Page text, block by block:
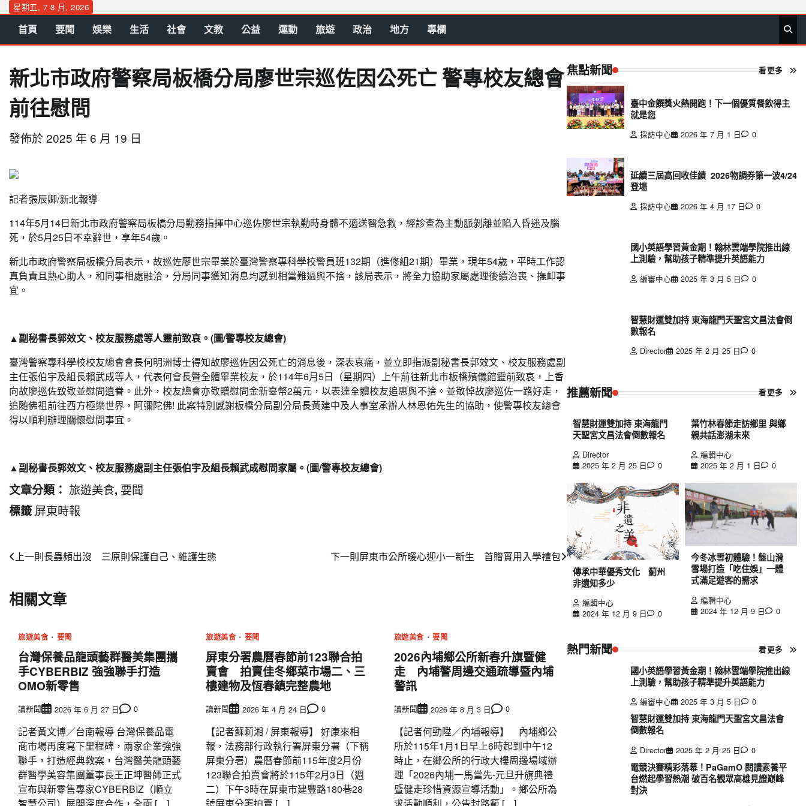
Skip
content
星期五, 7 8 月, 2026
首 要 娛 生 社 文 公 運 旅 政 地
方
專
欄
首頁 要聞 娛樂 生活 社會 文教 公益 運動 旅遊 政治 地方 專欄
新北市政府警察局板橋分局廖世宗巡佐因公死亡 警專校友總會
前往慰問
發佈於2025 年 6 月 19 日
記者張辰卿/新北報導
114年5月14日新北市政府警察局板橋分局勤務指揮中心巡佐廖世宗執勤時身體不適送醫急救，經診查為主動脈剝離並陷入昏迷及腦
死，於5月25日不幸辭世，享年54歲。
新北市政府警察局板橋分局表示，故巡佐廖世宗畢業於臺灣警察專科學校警員班132期（進修組21期）畢業，現年54歲，平時工作認
真負責且熱心助人，和同事相處融洽，分局同事獲知消息均感到相當難過與不捨，該局表示，將全力協助家屬處理後續治喪、撫卹事
宜。
▲副秘書長郭效文、校友服務處等人靈前致哀。(圖/警專校友總會)
臺灣警察專科學校校友總會會長何明洲博士得知故廖巡佐因公死亡的消息後，深表哀痛，並立即指派副秘書長郭效文、校友服務處副
主任張伯宇及組長賴武成等人，代表何會長暨全體畢業校友，於114年6月5日（星期四）上午前往新北市板橋殯儀館靈前致哀，上香
向故廖巡佐致敬並慰問遺眷。此外，校友總會亦敬贈慰問金新臺幣2萬元，以表達全體校友追思與不捨。並敬悼故廖巡佐一路好走，
追随佛祖前往西方極樂世界，阿彌陀佛! 此案特別感謝板橋分局副分局長黃建中及人事室承辦人林恩佑先生的協助，使警專校友總會
得以順利辦理關懷慰問事宜。
▲副秘書長郭效文、校友服務處副主任張伯宇及組長賴武成慰問家屬。(圖/警專校友總會)
文章分類： 旅遊美食, 要聞
標籤 屏東時報
文
導
上一則長蟲頻出沒 三原則保護自己、維護生態 下一則屏東市公所暖心迎小一新生 首贈實用入學禮包
相關文章
旅遊美食 要聞
台灣保養品龍頭藝群醫美集團攜
手CYBERBIZ 強強聯手打造
OMO新零售
讀新聞 2026 年 6 月 27 日 0
記者黃文博／台南報導 台灣保養品電
商市場再度寫下里程碑，兩家企業強強
聯手，打造經典教案，台灣醫美龍頭藝
群醫學美容集團董事長王正坤醫師正式
宣布與新零售專家CYBERBIZ（順立
旅遊美食 要聞
屏東分署農曆春節前123聯合拍
賣會 拍賣佳冬鄉菜市場二、三
樓建物及恆春鎮完整農地
讀新聞 2026 年 4 月 24 日 0
【記者蘇莉湘 / 屏東報導】 好康來相
報，法務部行政執行署屏東分署（下稱
屏東分署）農曆春節前115年度2月份
123聯合拍賣會將於115年2月3日（週
二）下午3時在屏東市建豐路180巷28
旅遊美食 要聞
2026內埔鄉公所新春升旗暨健
走 內埔警周邊交通疏導暨內埔
警訊
讀新聞 2026 年 8 月 3 日 0
【記者何勁陞／內埔報導】 內埔鄉公
所於115年1月1日早上6時起到中午12
時止，在鄉公所的行政大樓周邊場域辦
理「2026內埔一馬當先-元旦升旗典禮
暨健走珍惜資源宣導活動」。鄉公所為
焦點新聞 看更多
臺中金饌獎火熱開跑！下一個優質餐飲得主
就是您
採訪中心 2026 年 7 月 1 日 0
延續三屆高回收佳績 2026物調券第一波4/24
登場
採訪中心 2026 年 4 月 17 日 0
國小英語學習黃金期！翰林雲端學院推出線
上測驗，幫助孩子精準提升英語能力
編審中心 2025 年 3 月 5 日 0
智慧財運雙加持 東海龍門天聖宮文昌法會倒
數報名
Director 2025 年 2 月 25 日 0
推薦新聞 看更多
智慧財運雙加持 東海龍門
天聖宮文昌法會倒數報名
Director
2025 年 2 月 25 日
0
葉竹林春節走訪鄉里 與鄉
親共話澎湖未來
編輯中心
2025 年 2 月 1 日
0
傳承中華優秀文化 薊州
非遺知多少
編輯中心
2024 年 12 月 9 日
0
今冬冰雪初體驗！盤山滑
雪場打造「吃住娛」一體
式滿足遊客的需求
編輯中心
2024 年 12 月 9 日
0
熱門新聞 看更多
國小英語學習黃金期！翰林雲端學院推出線
上測驗，幫助孩子精準提升英語能力
編審中心 2025 年 3 月 5 日 0
智慧財運雙加持 東海龍門天聖宮文昌法會
倒數報名
Director 2025 年 2 月 25 日 0
電競決賽精彩落幕！PaGamO 閱讀素養平
台燃起學習熱潮 破百名觀眾高雄見證巔峰
對決